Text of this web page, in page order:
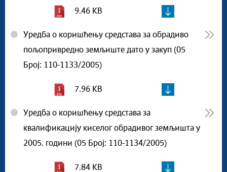
9.46 KB
Уредба о коришћењу средстава за обрадиво
пољопривредно земљиште дато у закуп (05
Број: 110-1133/2005)
7.96 KB
Уредба о коришћењу средстава за
квалификацију киселог обрадивог земљишта у
2005. години (05 Број: 110-1134/2005)
7.84 KB